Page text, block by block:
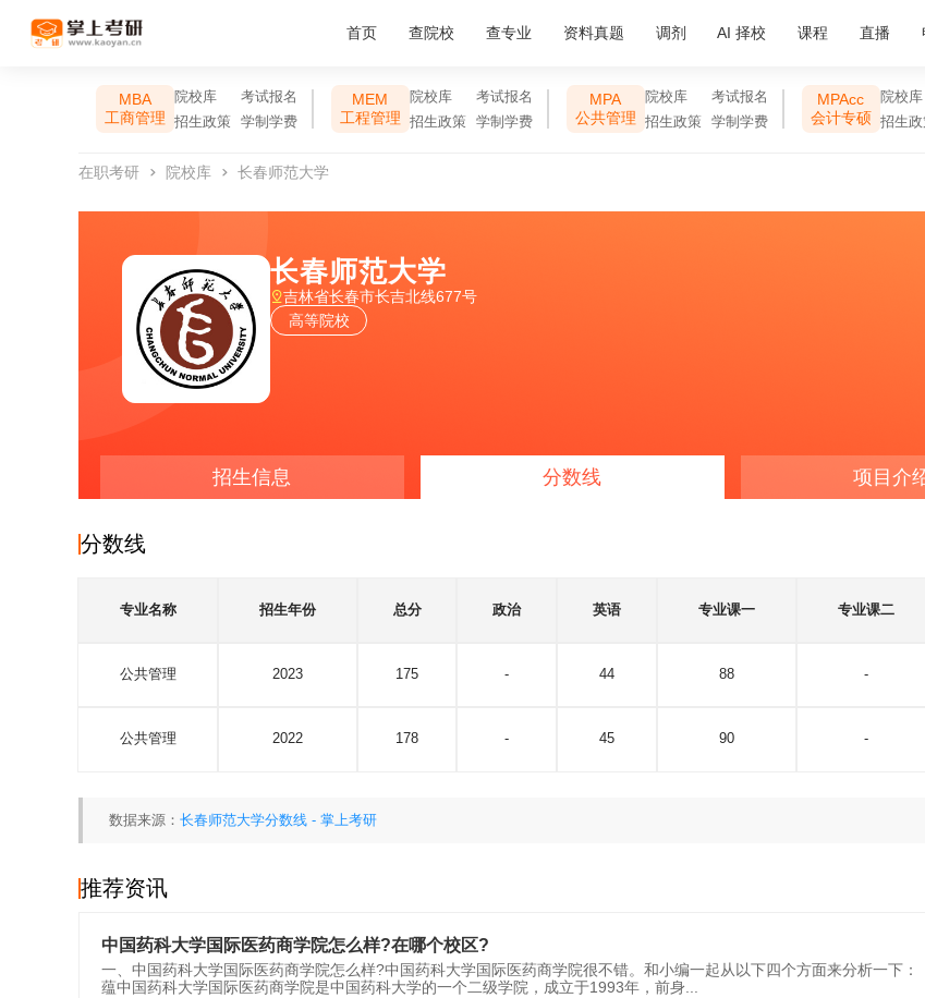
首页 查院校 查专业 资料真题 调剂 AI 择校 课程 直播
MBA
工商管理
院校库
考试报名
招生政策
学制学费
MEM
工程管理
院校库
考试报名
招生政策
学制学费
MPA
公共管理
院校库
考试报名
招生政策
学制学费
MPAcc
会计专硕
院校库
招生政
在职考研 院校库 长春师范大学
长春师范大学
吉林省长春市长吉北线677号
高等院校
招生信息 分数线 项目介
分数线
专业名称 招生年份 总分 政治 英语 专业课一 专业课二
公共管理 2023 175 - 44 88 -
公共管理 2022 178 - 45 90 -
数据来源： 长春师范大学分数线 - 掌上考研
推荐资讯
中国药科大学国际医药商学院怎么样?在哪个校区?
一、中国药科大学国际医药商学院怎么样?中国药科大学国际医药商学院很不错。和小编一起从以下四个方面来分析一下：
蕴中国药科大学国际医药商学院是中国药科大学的一个二级学院，成立于1993年，前身